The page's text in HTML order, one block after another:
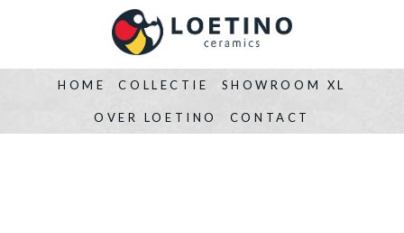
HOME COLLECTIE SHOWROOM XL
OVER LOETINO CONTACT